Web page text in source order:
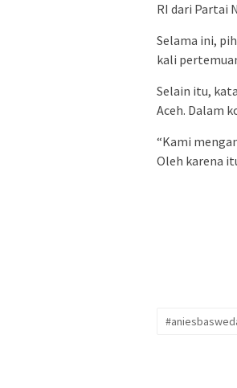
RI dari Partai
Selama ini,
kali
Selain itu,
Aceh. Dalam
“Kami
Oleh karena